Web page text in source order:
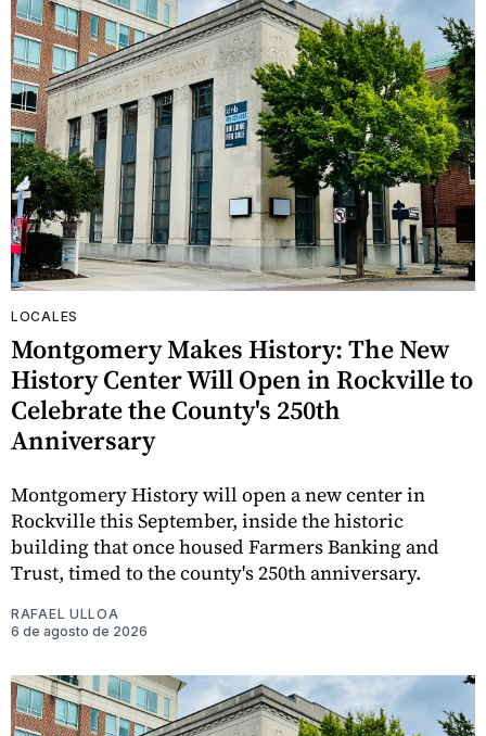
LOCALES
Montgomery Makes History: The New
History Center Will Open in Rockville to
Celebrate the County's 250th
Anniversary
Montgomery History will open a new center in
Rockville this September, inside the historic
building that once housed Farmers Banking and
Trust, timed to the county's 250th anniversary.
RAFAEL ULLOA
6 de agosto de 2026